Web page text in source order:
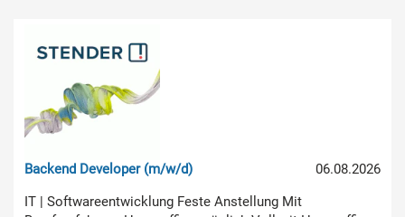
06.08.2026
Backend Developer (m/w/d)
IT | Softwareentwicklung Feste Anstellung Mit